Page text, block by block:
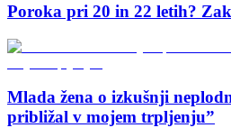
Poroka pri 20 in 22 letih?
Mlada žena o izkušnji
približal v mojem trpljenju”